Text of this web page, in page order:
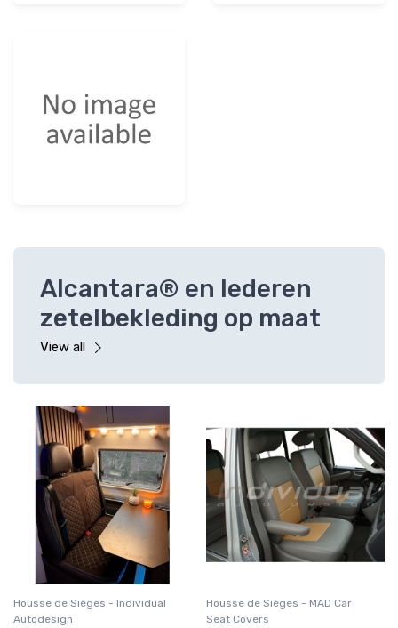
Housse de Sièges - Individual
Autodesign
Housse de Sièges - MAD Car
Seat Covers
Alcantara® en lederen
zetelbekleding op maat
View all